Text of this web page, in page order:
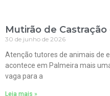
Mutirão de
30 de junho de 2026
Atenção tutores de animais de
acontece em Palmeira mais
vaga para a
Leia mais »